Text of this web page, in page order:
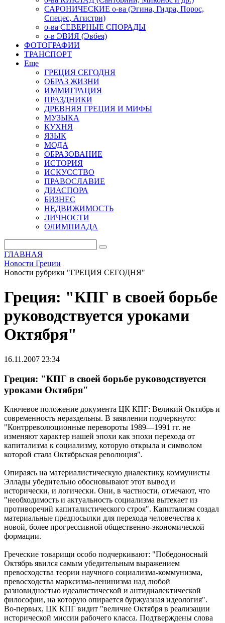
САРОНИЧЕСКИЕ о-ва (Эгина, Гидра, Порос,
Спецес, Агистри)
о-ва СЕВЕРНЫЕ СПОРАДЫ
о-в ЭВИЯ (Эвбея)
ФОТОГРАФИИ
ТРАНСПОРТ
Еще
ГРЕЦИЯ СЕГОДНЯ
ОБРАЗ ЖИЗНИ
ИММИГРАЦИЯ
ПРАЗДНИКИ
ДРЕВНЯЯ ГРЕЦИЯ И МИФЫ
МУЗЫКА
КУХНЯ
ЯЗЫК
МОДА
ОБРАЗОВАНИЕ
ИСТОРИЯ
ИСКУССТВО
ПРАВОСЛАВИЕ
ДИАСПОРА
БИЗНЕС
НЕДВИЖИМОСТЬ
ЛИЧНОСТИ
ОЛИМПИАДА
ГЛАВНАЯ
Новости Греции
Новости рубрики "ГРЕЦИЯ СЕГОДНЯ"
Греция: "КПГ в своей борьбе
руководствуется уроками
Октября"
16.11.2007 23:34
Греция: "КПГ в своей борьбе руководствуется
уроками Октября"
Ключевое положение документа ЦК КПГ: Великий Октябрь и
современность нераздельны. В заявлении подчеркнуто:
"Контрреволюционные перевороты 1989—1991 гг. не
изменяют характер нашей эпохи как эпохи перехода от
капитализма к социализму, которую открыла и символом
которой стала Октябрьская революция".
Опираясь на материалистическую диалектику, коммунисты
Эллады убедительно обосновывают этот вывод и
исторически, и логически. Они, в частности, отмечают, что
"необходимость и актуальность социализма вытекает из
противоречий капиталистического строя". Капитализм создал
материальные предпосылки для перехода человечества к
новой, более прогрессивной общественно-экономической
формации.
Греческие товарищи особо подчеркивают: "Победоносный
Октябрь явился самым убедительным выражением
превосходства теории научного социализма-коммунизма,
превосходства марксизма-ленинизма над любой
разновидностью идеалистической и антидиалектической
философии, на которую опирается буржуазная идеология".
Во-первых, ЦК КПГ видит "величие Октября в реализации
исторической миссии рабочего класса. Подтверждены слова